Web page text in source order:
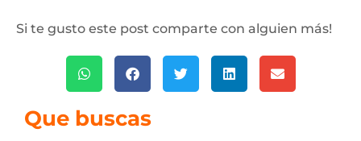
Si te gusto este post comparte con alguien más!
Que buscas